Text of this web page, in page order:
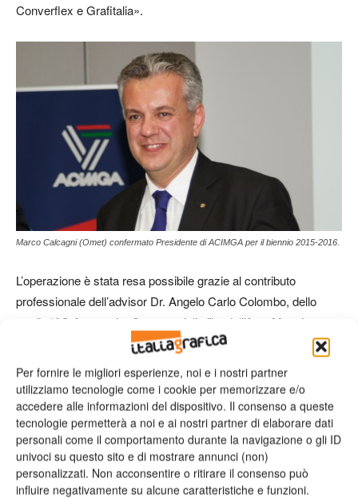
Per fornire le migliori esperienze, noi e i nostri partner
utilizziamo tecnologie come i cookie per memorizzare e/o
accedere alle informazioni del dispositivo. Il consenso a queste
tecnologie permetterà a noi e ai nostri partner di elaborare dati
personali come il comportamento durante la navigazione o gli ID
univoci su questo sito e di mostrare annunci (non)
personalizzati. Non acconsentire o ritirare il consenso può
influire negativamente su alcune caratteristiche e funzioni.
Converflex e Grafitalia».
Marco Calcagni (Omet) confermato Presidente di ACIMGA per il biennio 2015-2016.
L’operazione è stata resa possibile grazie al contributo
professionale dell’advisor Dr. Angelo Carlo Colombo, dello
studio “AC Avvocati e Commercialisti” e dell’Avv. Massimo
Cerutti, dello Studio “Cerutti & Partners”, per la parte legale.
TAG Acimga Calcagni Centrexpo Grafitalia
Ipack-Ima
Pieretti